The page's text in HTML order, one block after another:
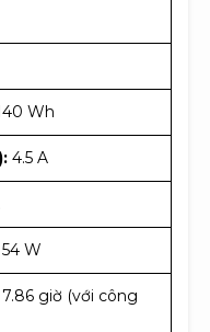
Wh
4.5 A
54 W
giờ (với công